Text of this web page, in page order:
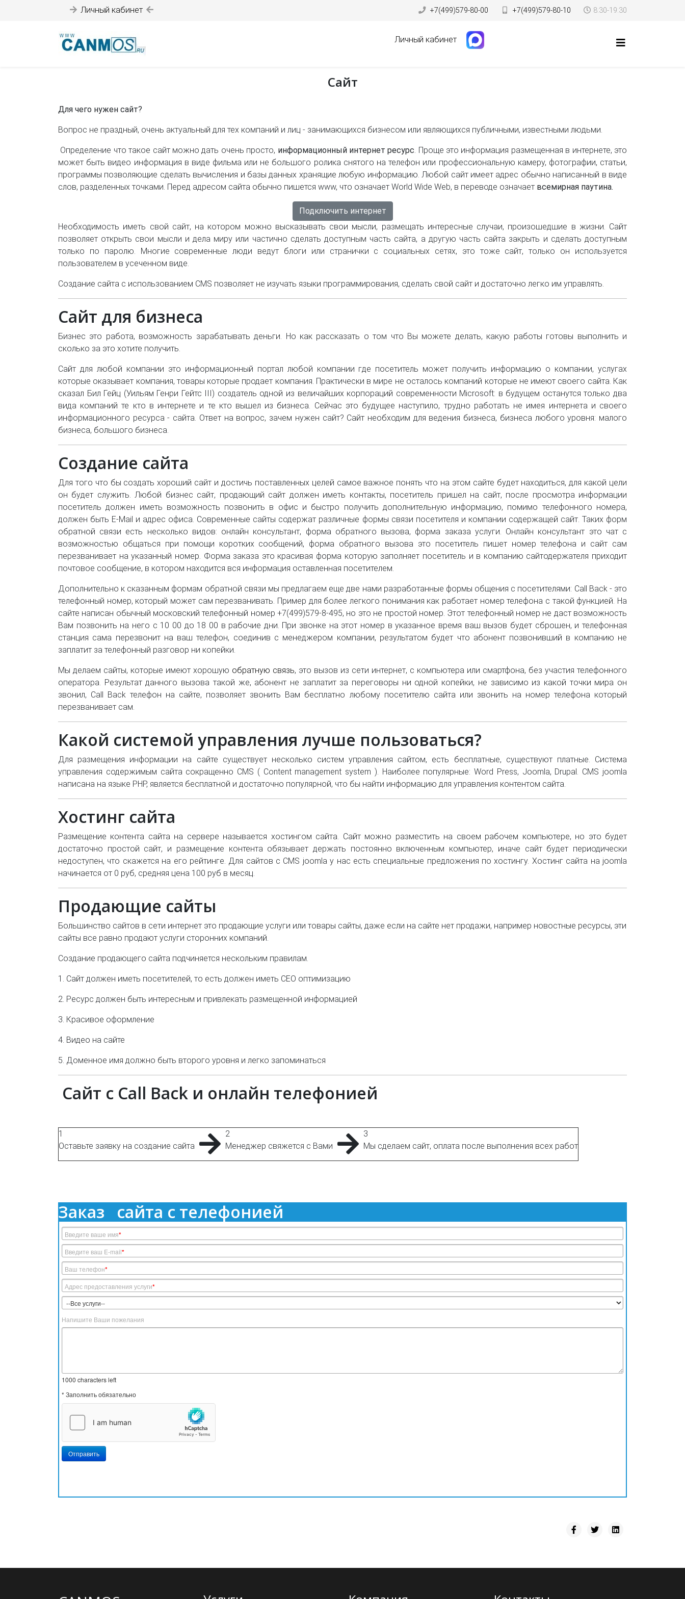
Личный кабинет +7(499)579-80-00 +7(499)579-80-10 8:30-19:30
Личный кабинет
Сайт
Для чего нужен сайт?
Вопрос не праздный, очень актуальный для тех компаний и лиц - занимающихся бизнесом или являющихся публичными, известными людьми.
Определение что такое сайт можно дать очень просто, информационный интернет ресурс. Проще это информация размещенная в интернете, это
может быть видео информация в виде фильма или не большого ролика снятого на телефон или профессиональную камеру, фотографии, статьи,
программы позволяющие сделать вычисления и базы данных хранящие любую информацию. Любой сайт имеет адрес обычно написанный в виде
слов, разделенных точками. Перед адресом сайта обычно пишется www, что означает World Wide Web, в переводе означает всемирная паутина.
Подключить интернет
Необходимость иметь свой сайт, на котором можно высказывать свои мысли, размещать интересные случаи, произошедшие в жизни. Сайт
позволяет открыть свои мысли и дела миру или частично сделать доступным часть сайта, а другую часть сайта закрыть и сделать доступным
только по паролю. Многие современные люди ведут блоги или странички с социальных сетях, это тоже сайт, только он используется
пользователем в усеченном виде.
Создание сайта с использованием CMS позволяет не изучать языки программирования, сделать свой сайт и достаточно легко им управлять.
Сайт для бизнеса
Бизнес это работа, возможность зарабатывать деньги. Но как рассказать о том что Вы можете делать, какую работы готовы выполнить и
сколько за это хотите получить.
Сайт для любой компании это информационный портал любой компании где посетитель может получить информацию о компании, услугах
которые оказывает компания, товары которые продает компания. Практически в мире не осталось компаний которые не имеют своего сайта. Как
сказал Бил Гейц (Уильям Генри Гейтс III) создатель одной из величайших корпораций современности Microsoft: в будущем останутся только два
вида компаний те кто в интернете и те кто вышел из бизнеса. Сейчас это будущее наступило, трудно работать не имея интернета и своего
информационного ресурса - сайта. Ответ на вопрос, зачем нужен сайт? Сайт необходим для ведения бизнеса, бизнеса любого уровня: малого
бизнеса, большого бизнеса.
Создание сайта
Для того что бы создать хороший сайт и достичь поставленных целей самое важное понять что на этом сайте будет находиться, для какой цели
он будет служить. Любой бизнес сайт, продающий сайт должен иметь контакты, посетитель пришел на сайт, после просмотра информации
посетитель должен иметь возможность позвонить в офис и быстро получить дополнительную информацию, помимо телефонного номера,
должен быть E-Mail и адрес офиса. Современные сайты содержат различные формы связи посетителя и компании содержащей сайт. Таких форм
обратной связи есть несколько видов: онлайн консультант, форма обратного вызова, форма заказа услуги. Онлайн консультант это чат с
возможностью общаться при помощи коротких сообщений, форма обратного вызова это посетитель пишет номер телефона и сайт сам
перезванивает на указанный номер. Форма заказа это красивая форма которую заполняет посетитель и в компанию сайтодержателя приходит
почтовое сообщение, в котором находится вся информация оставленная посетителем.
Дополнительно к сказанным формам обратной связи мы предлагаем еще две нами разработанные формы общения с посетителями: Call Back - это
телефонный номер, который может сам перезванивать. Пример для более легкого понимания как работает номер телефона с такой функцией. На
сайте написан обычный московский телефонный номер +7(499)579-8-495, но это не простой номер. Этот телефонный номер не даст возможность
Вам позвонить на него с 10 00 до 18 00 в рабочие дни. При звонке на этот номер в указанное время ваш вызов будет сброшен, и телефонная
станция сама перезвонит на ваш телефон, соединив с менеджером компании, результатом будет что абонент позвонивший в компанию не
заплатит за телефонный разговор ни копейки.
Мы делаем сайты, которые имеют хорошую обратную связь, это вызов из сети интернет, с компьютера или смартфона, без участия телефонного
оператора. Результат данного вызова такой же, абонент не заплатит за переговоры ни одной копейки, не зависимо из какой точки мира он
звонил, Call Back телефон на сайте, позволяет звонить Вам бесплатно любому посетителю сайта или звонить на номер телефона который
перезванивает сам.
Какой системой управления лучше пользоваться?
Для размещения информации на сайте существует несколько систем управления сайтом, есть бесплатные, существуют платные. Система
управления содержимым сайта сокращенно CMS ( Content management system ). Наиболее популярные: Word Press, Joomla, Drupal. CMS joomla
написана на языке PHP, является бесплатной и достаточно популярной, что бы найти информацию для управления контентом сайта.
Хостинг сайта
Размещение контента сайта на сервере называется хостингом сайта. Сайт можно разместить на своем рабочем компьютере, но это будет
достаточно простой сайт, и размещение контента обязывает держать постоянно включенным компьютер, иначе сайт будет периодически
недоступен, что скажется на его рейтинге. Для сайтов с CMS joomla у нас есть специальные предложения по хостингу. Хостинг сайта на joomla
начинается от 0 руб, средняя цена 100 руб в месяц.
Продающие сайты
Большинство сайтов в сети интернет это продающие услуги или товары сайты, даже если на сайте нет продажи, например новостные ресурсы, эти
сайты все равно продают услуги сторонних компаний.
Создание продающего сайта подчиняется нескольким правилам.
1. Сайт должен иметь посетителей, то есть должен иметь СЕО оптимизацию
2. Ресурс должен быть интересным и привлекать размещенной информацией
3. Красивое оформление
4. Видео на сайте
5. Доменное имя должно быть второго уровня и легко запоминаться
Сайт с Call Back и онлайн телефонией
1 2
3
Оставьте заявку на создание сайта
Менеджер свяжется с Вами Мы сделаем сайт, оплата после выполнения всех работ
Заказ сайта с телефонией
Введите ваше имя*
Введите ваш E-mail*
Ваш телефон*
Адрес предоставления услуги*
Напишите Ваши пожелания
1000 characters left
* Заполнить обязательно
Отправить